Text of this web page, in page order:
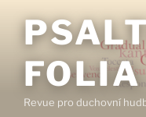
obsahu
webuFOLIA
Revue pro duchovní